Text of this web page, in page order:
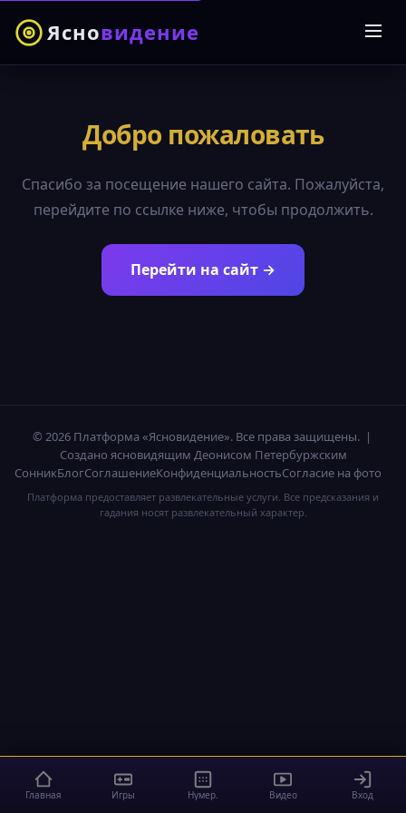
Ясновидение
Добро пожаловать
Спасибо за посещение нашего сайта. Пожалуйста,
перейдите по ссылке ниже, чтобы продолжить.
Перейти на сайт →
© 2026 Платформа «Ясновидение». Все права защищены. |
Создано ясновидящим Деонисом Петербуржским
СонникБлогСоглашениеКонфиденциальностьСогласие на фото
Платформа предоставляет развлекательные услуги. Все предсказания и
гадания носят развлекательный характер.
Главная Игры Нумер. Видео Вход